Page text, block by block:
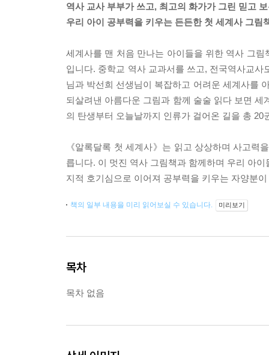
역사 교사 부부가 쓰고, 최고의 화가가 그린 믿고
우리 아이 공부력을 키우는 든든한 첫 세계사 그림
세계사를 맨 처음 만나는 아이들을 위한 역사 그
입니다. 중학교 역사 교과서를 쓰고, 전국역사교
님과 박선희 선생님이 복잡하고 어려운 세계사를
되살려낸 아름다운 그림과 함께 술술 읽다 보면
의 탄생부터 오늘날까지 인류가 걸어온 길을 총 20
《알록달록 첫 세계사》는 읽고 상상하며 사고
릅니다. 이 멋진 역사 그림책과 함께하며 우리 아
지적 호기심으로 이어져 공부력을 키우는 자양분
책의 일부 내용을 미리 읽어보실 수 있습니다. 미리보기
목차
목차 없음